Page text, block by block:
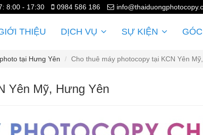
8:00 - 17:30 0984 586 186
THIỆU DỊCH VỤ SỰ KIỆN
tại Hưng Yên Cho thuê máy photocopy tại KCN Yên
Yên Mỹ, Hưng Yên